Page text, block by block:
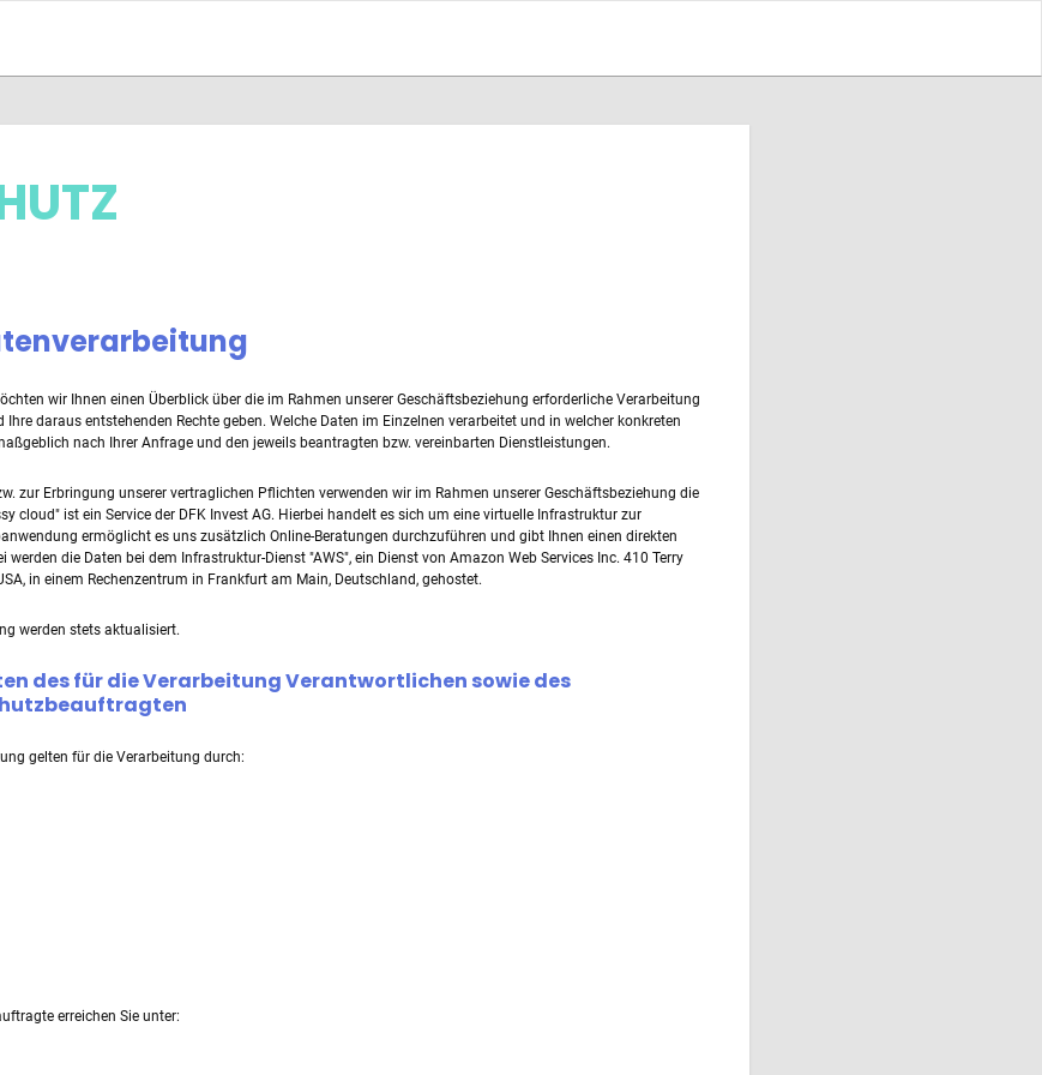
wir Ihnen einen Überblick über die im Rahmen unserer Geschäftsbeziehung erforderliche Verarbeitung
Ihre daraus entstehenden Rechte geben. Welche Daten im Einzelnen verarbeitet und in welcher konkreten
nach Ihrer Anfrage und den jeweils beantragten bzw. vereinbarten Dienstleistungen.
zur Erbringung unserer vertraglichen Pflichten verwenden wir im Rahmen unserer Geschäftsbeziehung die
cloud" ist ein Service der DFK Invest AG. Hierbei handelt es sich um eine virtuelle Infrastruktur zur
ermöglicht es uns zusätzlich Online-Beratungen durchzuführen und gibt Ihnen einen direkten
werden die Daten bei dem Infrastruktur-Dienst "AWS", ein Dienst von Amazon Web Services Inc. 410 Terry
in einem Rechenzentrum in Frankfurt am Main, Deutschland, gehostet.
werden stets aktualisiert.
des für die Verarbeitung Verantwortlichen sowie des
gelten für die Verarbeitung durch:
erreichen Sie unter: